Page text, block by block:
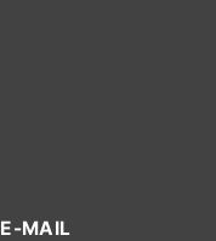
E-MAIL